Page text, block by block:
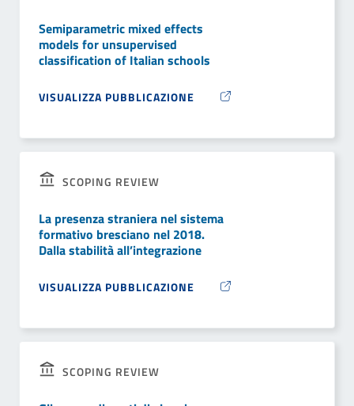
Semiparametric mixed effects
models for unsupervised
classification of Italian schools
VISUALIZZA PUBBLICAZIONE
SCOPING REVIEW
La presenza straniera nel sistema
formativo bresciano nel 2018.
Dalla stabilità all’integrazione
VISUALIZZA PUBBLICAZIONE
SCOPING REVIEW